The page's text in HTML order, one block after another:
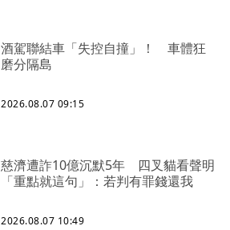
酒駕聯結車「失控自撞」！ 車體狂
磨分隔島
2026.08.07 09:15
慈濟遭詐10億沉默5年 四叉貓看聲明
「重點就這句」：若判有罪錢還我
2026.08.07 10:49